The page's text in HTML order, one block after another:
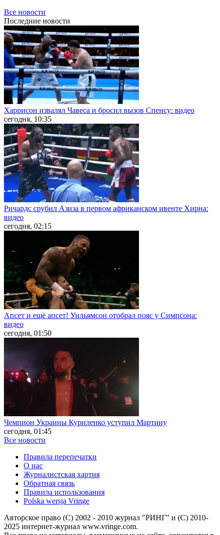
Все новости
Последние новости
Харрисон извалял Чавеса и бросил вызов Спенсу: видео
сегодня, 10:35
Ричардс срубил Азиза в первом африканском ивенте Хирна:
видео
сегодня, 02:15
Апсет и ещё апсет! Уильямсон отобрал пояс у Симпсона:
видео
сегодня, 01:50
Чемпион Украины Куриленко уступил Мартину
сегодня, 01:45
Все новости
Правила перепечатки
О нас
Журналистская хартия
Обратная связь
Правила использования
Polska wersja Vringe
Авторское право (С) 2002 - 2010 журнал "РИНГ" и (С) 2010-
2025 интернет-журнал www.vringe.com.